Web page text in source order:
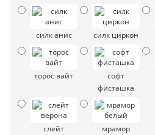
силк анис силк циркон
торос вайт
софт
фисташка
слейт
мрамор